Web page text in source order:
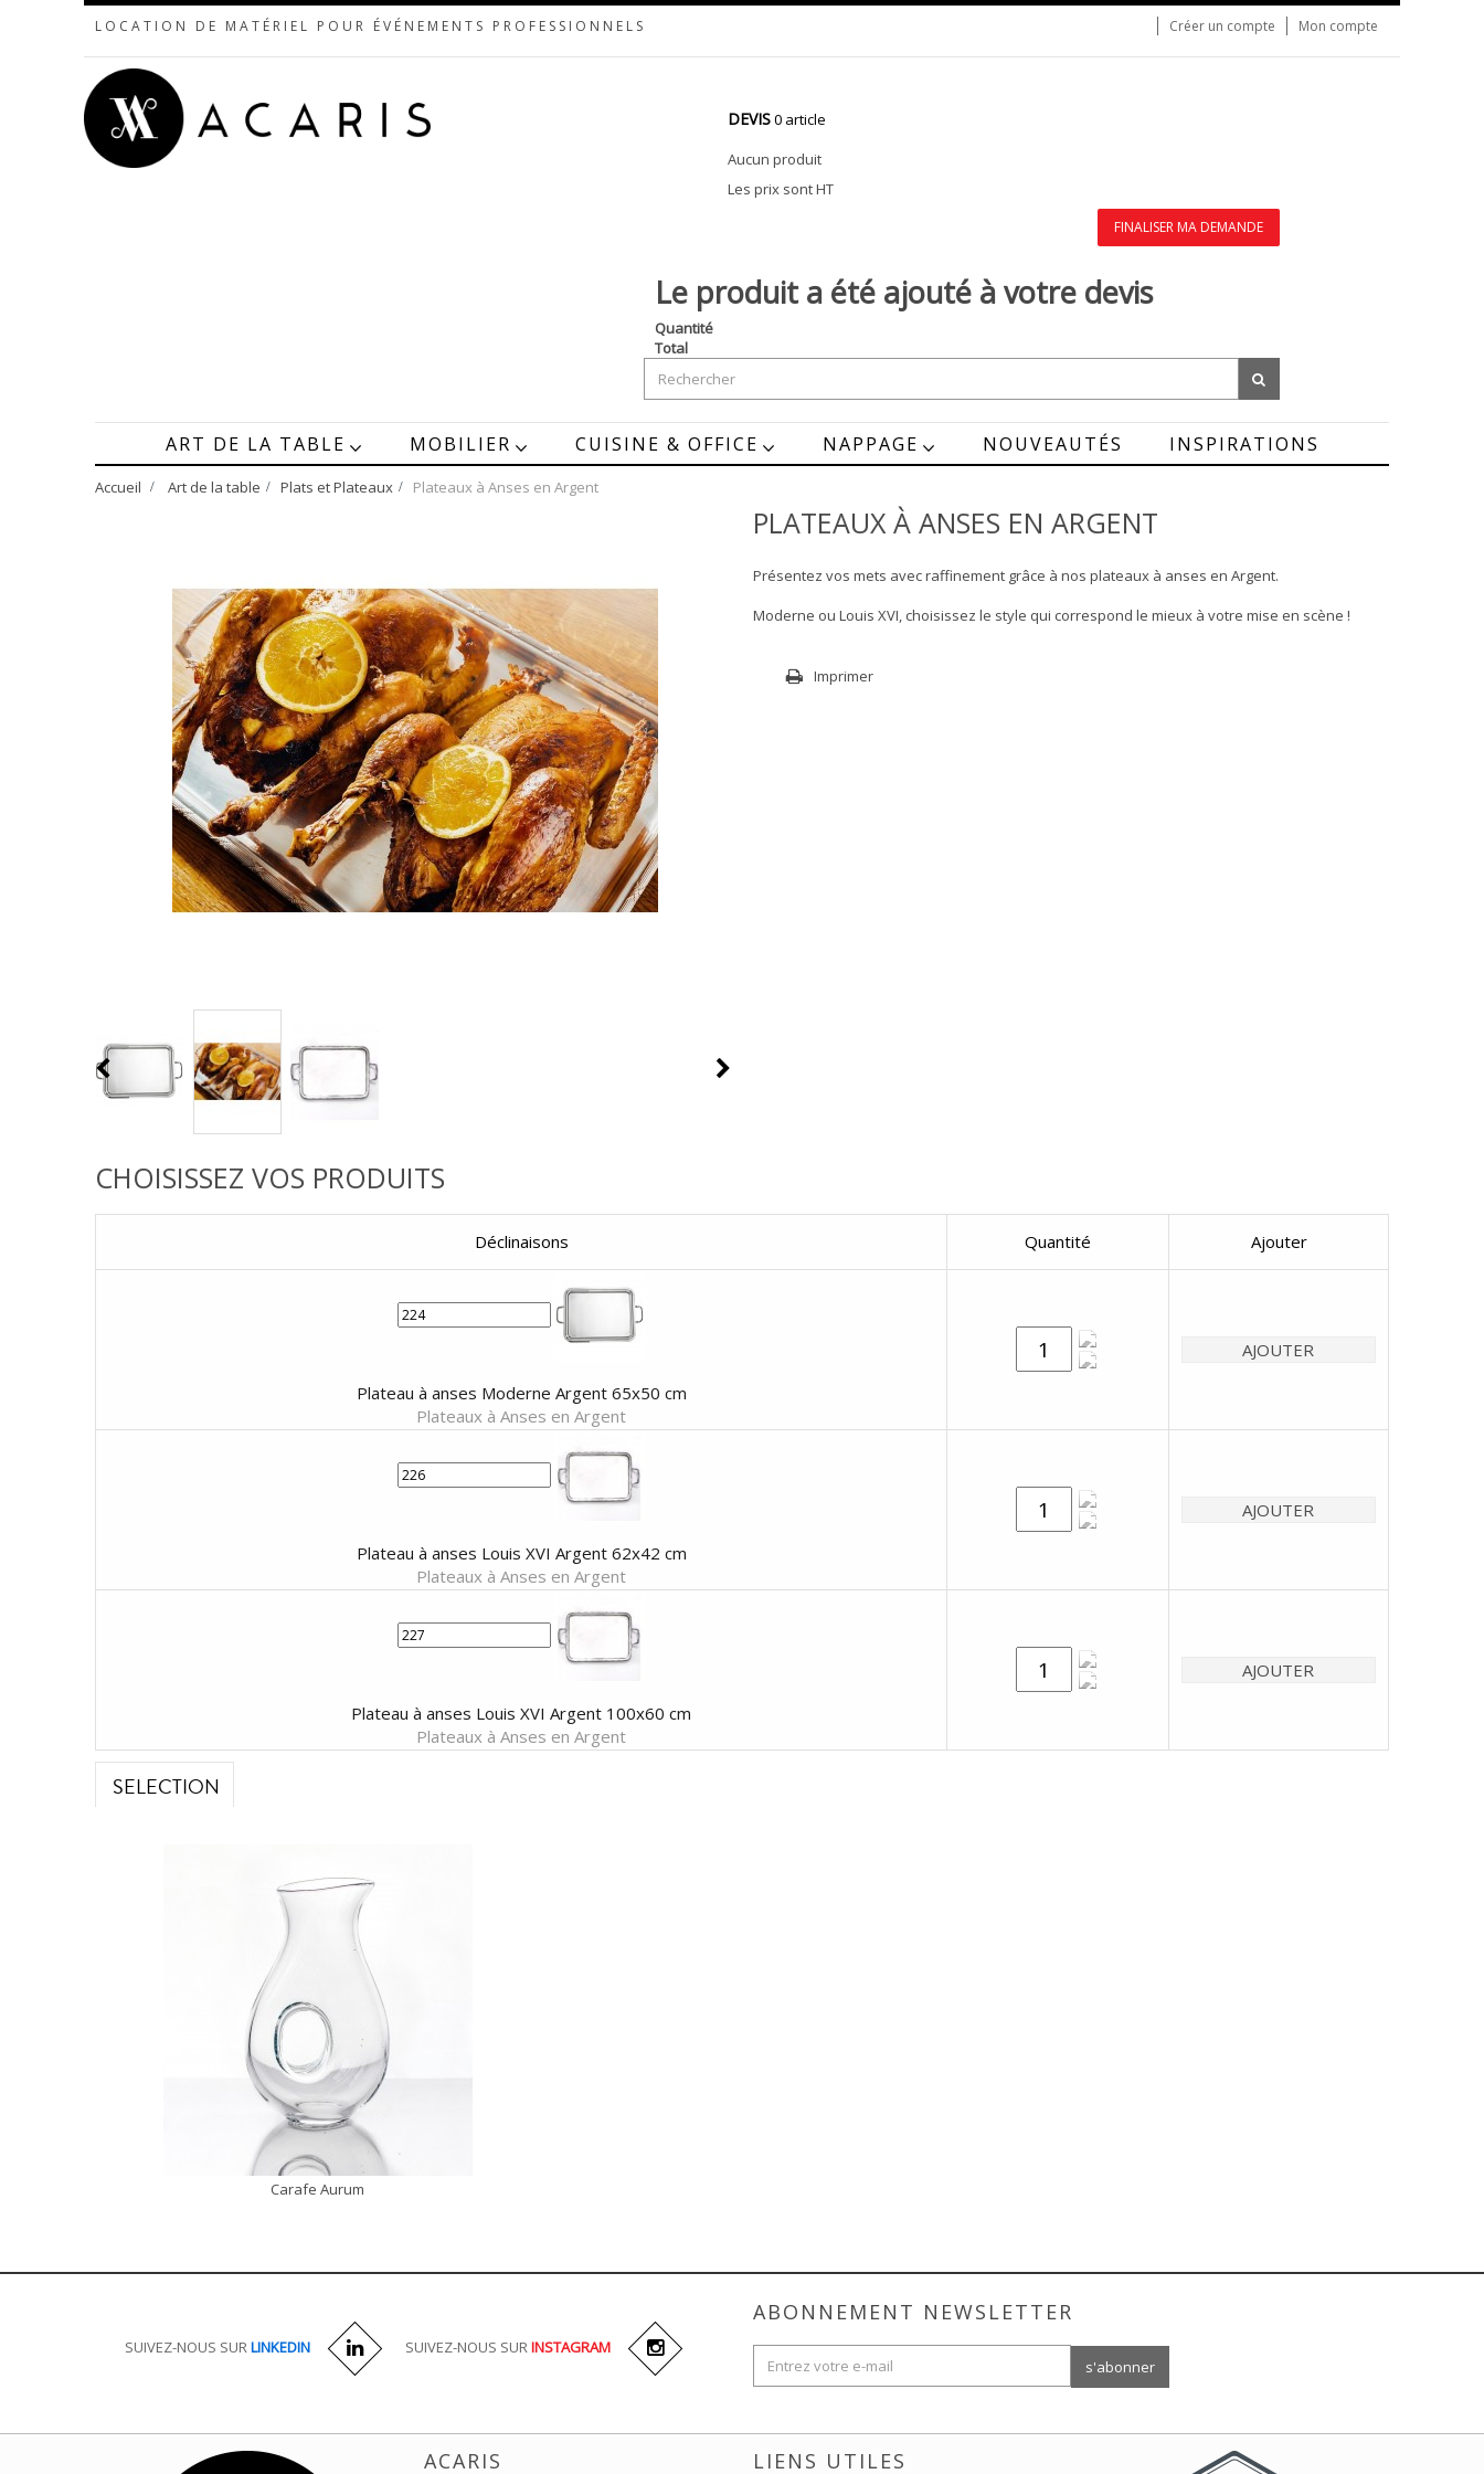
LOCATION DE MATÉRIEL POUR ÉVÉNEMENTS PROFESSIONNELS Créer un compte Mon compte
DEVIS0 article
Aucun produit
Les prix sont HT
FINALISER MA DEMANDE
Le produit a été ajouté à votre devis
Quantité
Total
ART DE LA TABLE MOBILIER CUISINE & OFFICE NAPPAGE NOUVEAUTÉS INSPIRATIONS
Accueil > Art de la table > Plats et Plateaux > Plateaux à Anses en Argent
PLATEAUX À ANSES EN ARGENT
Présentez vos mets avec raffinement grâce à nos plateaux à anses en Argent.
Moderne ou Louis XVI, choisissez le style qui correspond le mieux à votre mise en scène !
Imprimer
CHOISISSEZ VOS PRODUITS
Déclinaisons Quantité Ajouter
Plateau à anses Moderne Argent 65x50 cm
Plateaux à Anses en Argent
Plateau à anses Louis XVI Argent 62x42 cm
Plateaux à Anses en Argent
Plateau à anses Louis XVI Argent 100x60 cm
Plateaux à Anses en Argent
SELECTION
Carafe Aurum
SUIVEZ-NOUS SURLINKEDIN SUIVEZ-NOUS SURINSTAGRAM
ABONNEMENT NEWSLETTER
ACARIS LIENS UTILES